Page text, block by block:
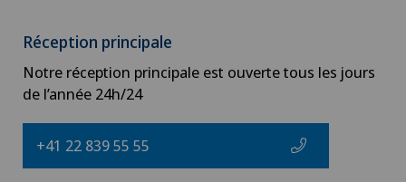
Réception principale
Notre réception principale est ouverte tous les jours
de l’année 24h/24
+41 22 839 55 55